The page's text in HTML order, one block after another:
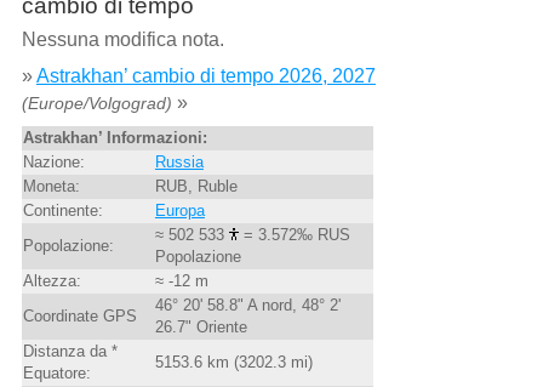
cambio di tempo
Nessuna modifica nota.
»Astrakhan’ cambio di tempo 2026, 2027
(Europe/Volgograd) »
Astrakhan’ Informazioni:
Nazione:
Russia
Moneta:
RUB, Ruble
Continente:
Europa
Popolazione:
≈ 502 533
= 3.572‰ RUS
Popolazione
Altezza:
≈ -12 m
Coordinate GPS
46° 20' 58.8" A nord, 48° 2'
26.7" Oriente
Distanza da *
Equatore:
5153.6 km (3202.3 mi)